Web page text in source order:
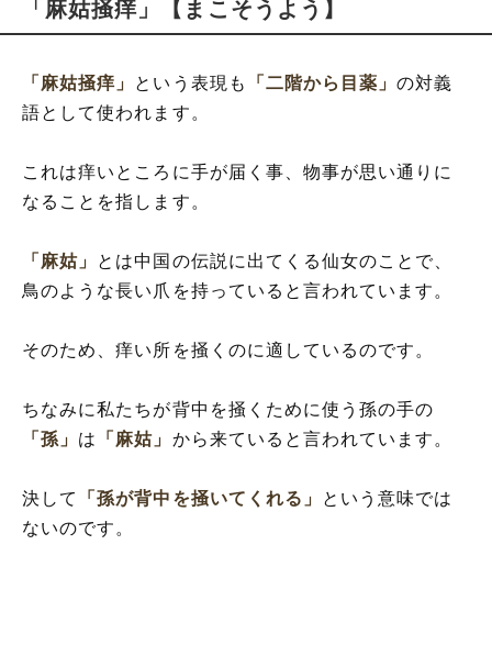
「麻姑掻痒」【まこそうよう】
「麻姑掻痒」 という表現も 「二階から目薬」の対義
語として使われます。
これは痒いところに手が届く事、物事が思い通りに
なることを指します。
「麻姑」
とは中国の伝説に出てくる仙女のことで、
鳥のような長い爪を持っていると言われています。
そのため、痒い所を掻くのに適しているのです。
ちなみに私たちが背中を掻くために使う孫の手の
「孫」 は 「麻姑」 から来ていると言われています。
決して 「孫が背中を掻いてくれる」
という意味では
ないのです。